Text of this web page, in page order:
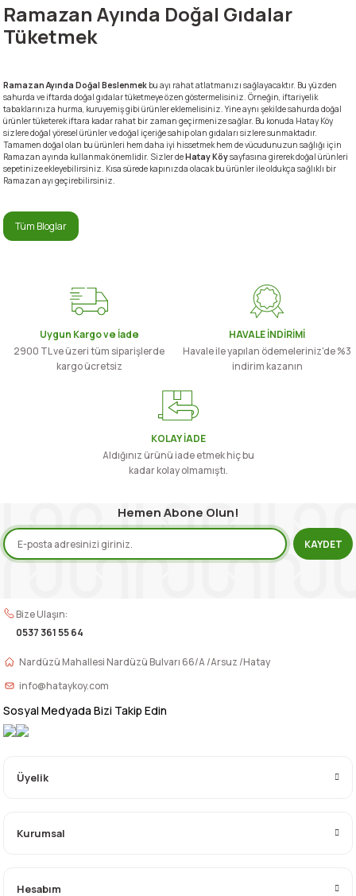
Ramazan Ayında Doğal Gıdalar
Tüketmek
Ramazan Ayında Doğal Beslenmek bu ayı rahat atlatmanızı sağlayacaktır. Bu yüzden
sahurda ve iftarda doğal gıdalar tüketmeye özen göstermelisiniz. Örneğin, iftariyelik
tabaklarınıza hurma, kuruyemiş gibi ürünler eklemelisiniz. Yine aynı şekilde sahurda doğal
ürünler tüketerek iftara kadar rahat bir zaman geçirmenize sağlar. Bu konuda Hatay Köy
sizlere doğal yöresel ürünler ve doğal içeriğe sahip olan gıdaları sizlere sunmaktadır.
Tamamen doğal olan bu ürünleri hem daha iyi hissetmek hem de vücudunuzun sağlığı için
Ramazan ayında kullanmak önemlidir. Sizler deHatay Köysayfasına girerek doğal ürünleri
sepetinize ekleyebilirsiniz. Kısa sürede kapınızda olacak bu ürünler ile oldukça sağlıklı bir
Ramazan ayı geçirebilirsiniz.
Tüm Bloglar
Uygun Kargo ve İade
2900 TL ve üzeri tüm siparişlerde
kargo ücretsiz
HAVALE İNDİRİMİ
Havale ile yapılan ödemeleriniz'de %3
indirim kazanın
KOLAY İADE
Aldığınız ürünü iade etmek hiç bu
kadar kolay olmamıştı.
Hemen Abone Olun!
KAYDET
Bize Ulaşın:
0537 361 55 64
Nardüzü Mahallesi Nardüzü Bulvarı 66/A /Arsuz /Hatay
info@hataykoy.com
Sosyal Medyada Bizi Takip Edin
Üyelik
Kurumsal
Hesabım